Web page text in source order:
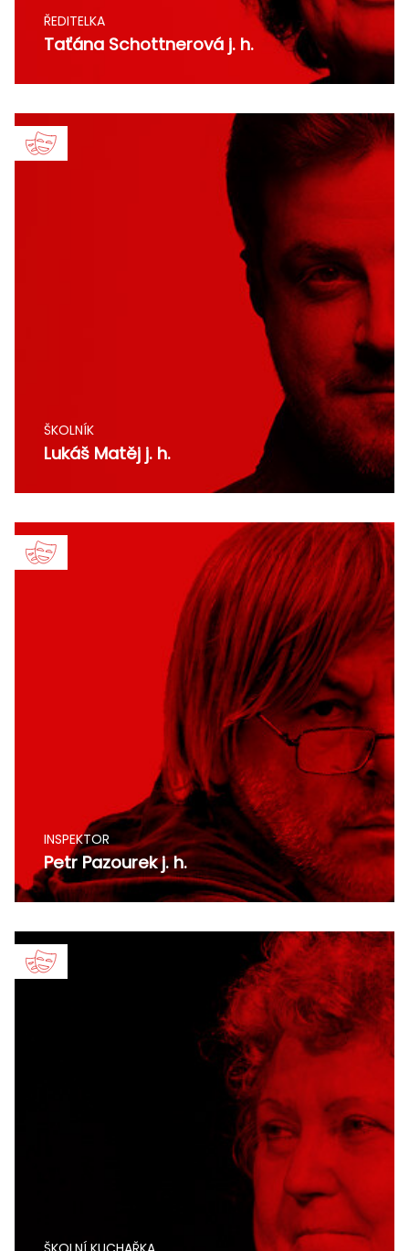
ŘEDITELKA
Taťána Schottnerová j. h.
ŠKOLNÍK
Lukáš Matěj j. h.
INSPEKTOR
Petr Pazourek j. h.